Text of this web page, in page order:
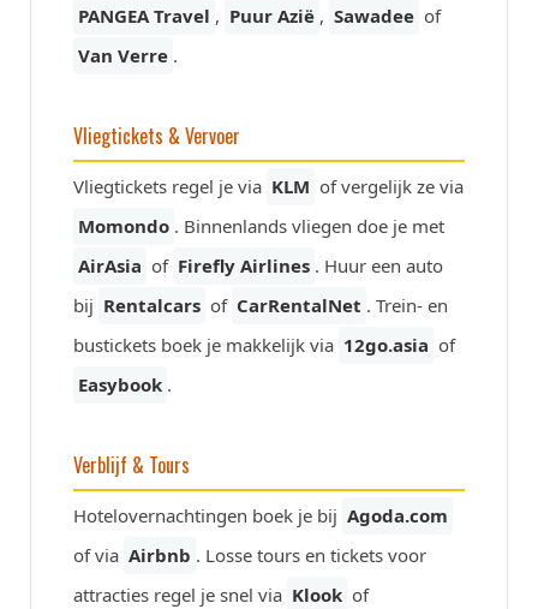
PANGEA Travel , Puur Azië , Sawadee of
Van Verre .
Vliegtickets & Vervoer
Vliegtickets regel je via KLM of vergelijk ze via
Momondo . Binnenlands vliegen doe je met
AirAsia of Firefly Airlines . Huur een auto
bij Rentalcars of CarRentalNet . Trein- en
bustickets boek je makkelijk via 12go.asia of
Easybook .
Verblijf & Tours
Hotelovernachtingen boek je bij Agoda.com
of via Airbnb . Losse tours en tickets voor
attracties regel je snel via Klook of